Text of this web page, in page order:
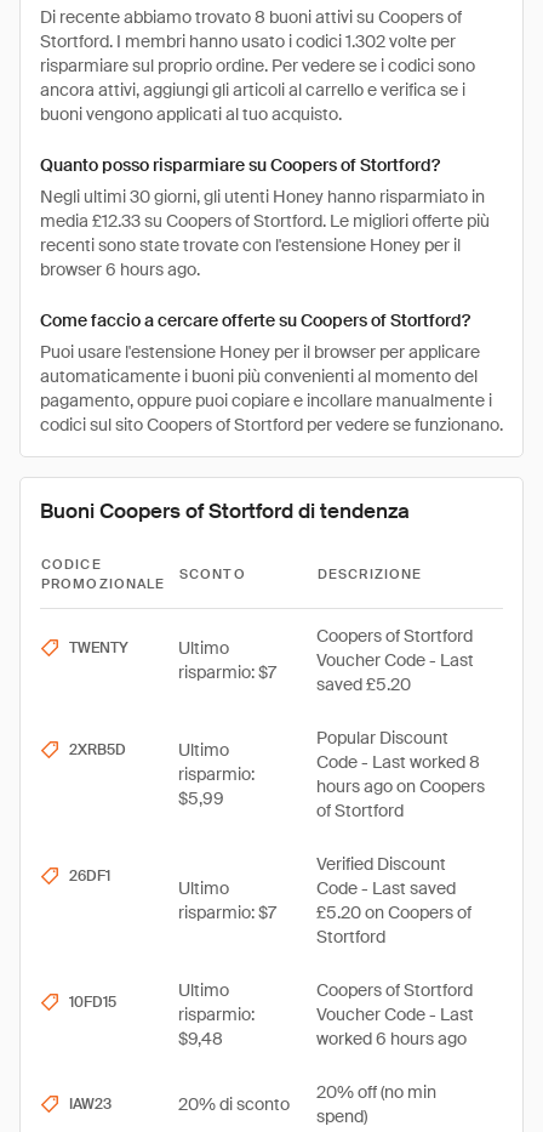
Di recente abbiamo trovato 8 buoni attivi su Coopers of
Stortford. I membri hanno usato i codici 1.302 volte per
risparmiare sul proprio ordine. Per vedere se i codici sono
ancora attivi, aggiungi gli articoli al carrello e verifica se i
buoni vengono applicati al tuo acquisto.
Quanto posso risparmiare su Coopers of Stortford?
Negli ultimi 30 giorni, gli utenti Honey hanno risparmiato in
media £12.33 su Coopers of Stortford. Le migliori offerte più
recenti sono state trovate con l'estensione Honey per il
browser 6 hours ago.
Come faccio a cercare offerte su Coopers of Stortford?
Puoi usare l'estensione Honey per il browser per applicare
automaticamente i buoni più convenienti al momento del
pagamento, oppure puoi copiare e incollare manualmente i
codici sul sito Coopers of Stortford per vedere se funzionano.
Buoni Coopers of Stortford di tendenza
CODICE
PROMOZIONALE
SCONTO DESCRIZIONE
TWENTY
Ultimo
risparmio: $7
Coopers of Stortford
Voucher Code - Last
saved £5.20
2XRB5D
Ultimo
risparmio:
$5,99
Popular Discount
Code - Last worked 8
hours ago on Coopers
of Stortford
26DF1
Ultimo
risparmio: $7
Verified Discount
Code - Last saved
£5.20 on Coopers of
Stortford
10FD15
Ultimo
risparmio:
$9,48
Coopers of Stortford
Voucher Code - Last
worked 6 hours ago
IAW23 20% di sconto
20% off (no min
spend)